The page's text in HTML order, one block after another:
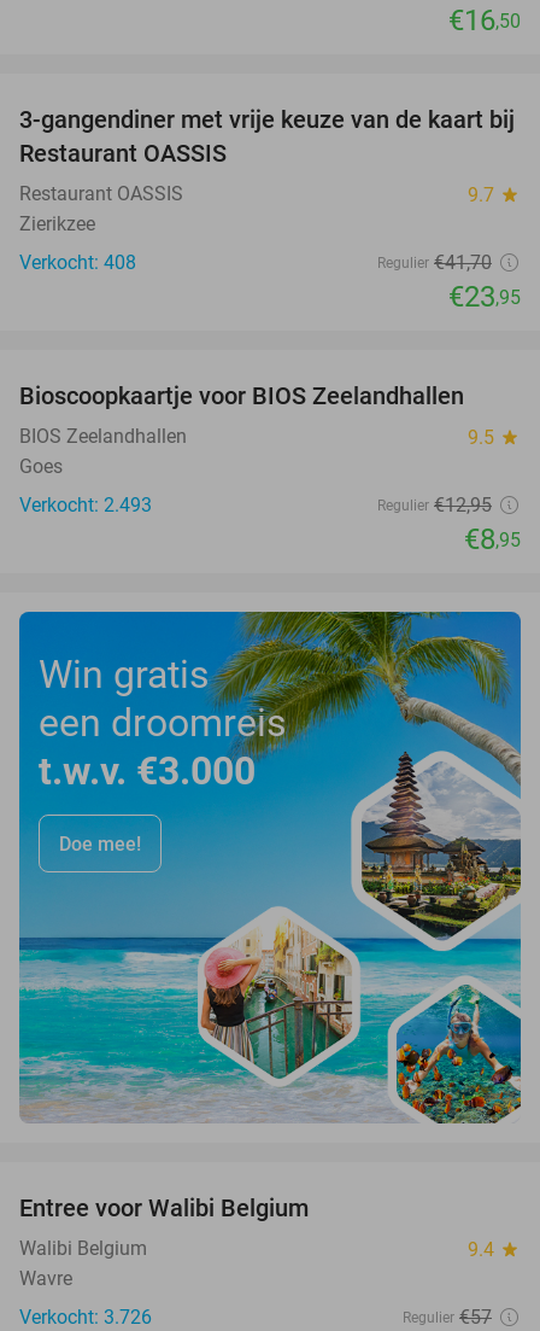
€16,50
43%
3-gangendiner met vrije keuze van de kaart bij
Restaurant OASSIS
Restaurant OASSIS 9.7 star
Zierikzee
Verkocht: 408
Regulier €41,70
€23,95
Bioscoopkaartje voor BIOS Zeelandhallen
BIOS Zeelandhallen 9.5 star
Goes
Verkocht: 2.493
Regulier €12,95
€8,95
Win gratis
een droomreis
t.w.v. €3.000
Doe mee!
Entree voor Walibi Belgium
Walibi Belgium 9.4 star
Wavre
Verkocht: 3.726
Regulier €57